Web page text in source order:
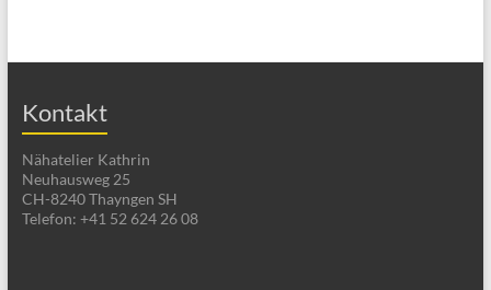
Kontakt
Nähatelier Kathrin
Neuhausweg 25
CH-8240 Thayngen SH
Telefon: +41 52 624 26 08